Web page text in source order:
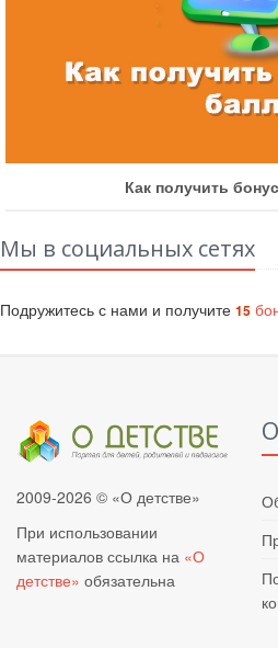
Как получить
Мы в социальных сетях
Подружитесь с нами и получите 15
2009-2026 © «О детстве»
При использовании
материалов ссылка на «О
детстве» обязательна